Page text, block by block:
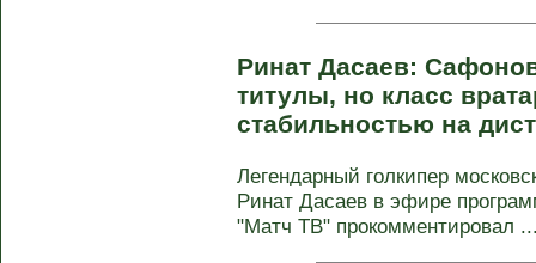
Ринат Дасаев:
титулы, но класс
стабильностью на
Легендарный голкипер
Ринат Дасаев в эфире
"Матч ТВ" прокомментировал